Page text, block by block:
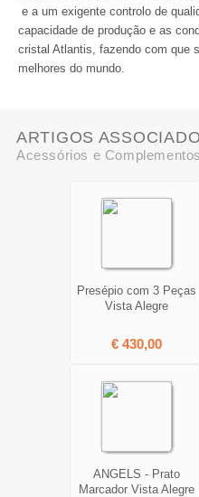
e a um exigente controlo de
capacidade de produção e as
cristal Atlantis, fazendo com que
melhores do mundo.
ARTIGOS
Acessórios e Complementos
Presépio com 3 Peças
Vista Alegre
€ 430,00
ANGELS - Prato
Marcador Vista Alegre